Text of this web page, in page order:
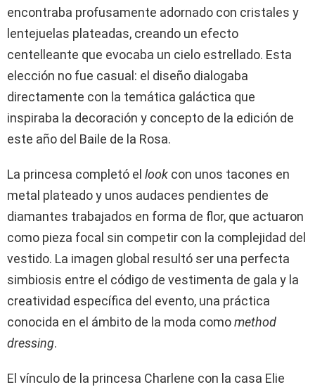
encontraba profusamente adornado con cristales y
lentejuelas plateadas, creando un efecto
centelleante que evocaba un cielo estrellado. Esta
elección no fue casual: el diseño dialogaba
directamente con la temática galáctica que
inspiraba la decoración y concepto de la edición de
este año del Baile de la Rosa.
La princesa completó el look con unos tacones en
metal plateado y unos audaces pendientes de
diamantes trabajados en forma de flor, que actuaron
como pieza focal sin competir con la complejidad del
vestido. La imagen global resultó ser una perfecta
simbiosis entre el código de vestimenta de gala y la
creatividad específica del evento, una práctica
conocida en el ámbito de la moda comomethod
dressing.
El vínculo de la princesa Charlene con la casa Elie